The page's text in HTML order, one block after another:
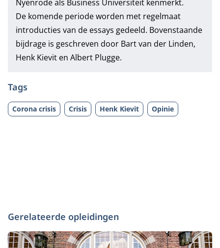
Nyenrode als Business Universiteit kenmerkt.
De komende periode worden met regelmaat
introducties van de essays gedeeld. Bovenstaande
bijdrage is geschreven door Bart van der Linden,
Henk Kievit en Albert Plugge.
Tags
Corona crisis Crisis Henk Kievit Opinie
Gerelateerde opleidingen